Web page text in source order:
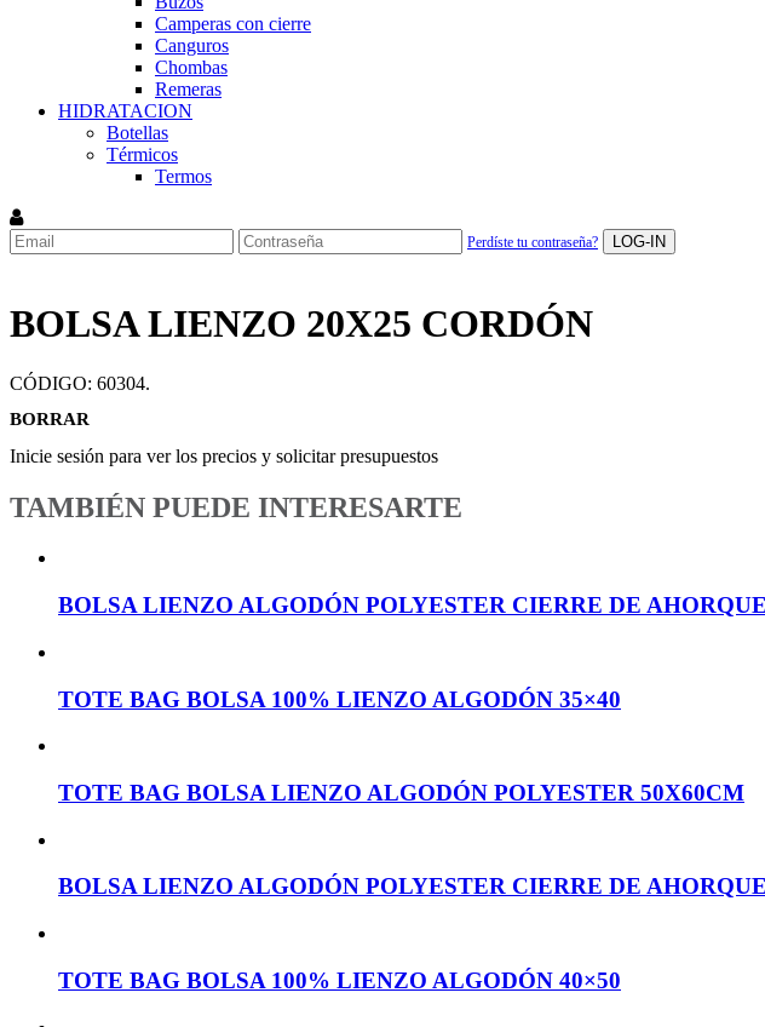
Camperas con cierre
Canguros
Chombas
Remeras
HIDRATACION
Botellas
Térmicos
Termos
Perdíste tu contraseña? LOG-IN
BOLSA LIENZO 20X25 CORDÓN
CÓDIGO: 60304.
BORRAR
Inicie sesión para ver los precios y solicitar presupuestos
TAMBIÉN PUEDE INTERESARTE
BOLSA LIENZO ALGODÓN POLYESTER CIERRE DE
TOTE BAG BOLSA 100% LIENZO ALGODÓN 35×40
TOTE BAG BOLSA LIENZO ALGODÓN POLYESTER 50X60CM
BOLSA LIENZO ALGODÓN POLYESTER CIERRE DE
TOTE BAG BOLSA 100% LIENZO ALGODÓN 40×50